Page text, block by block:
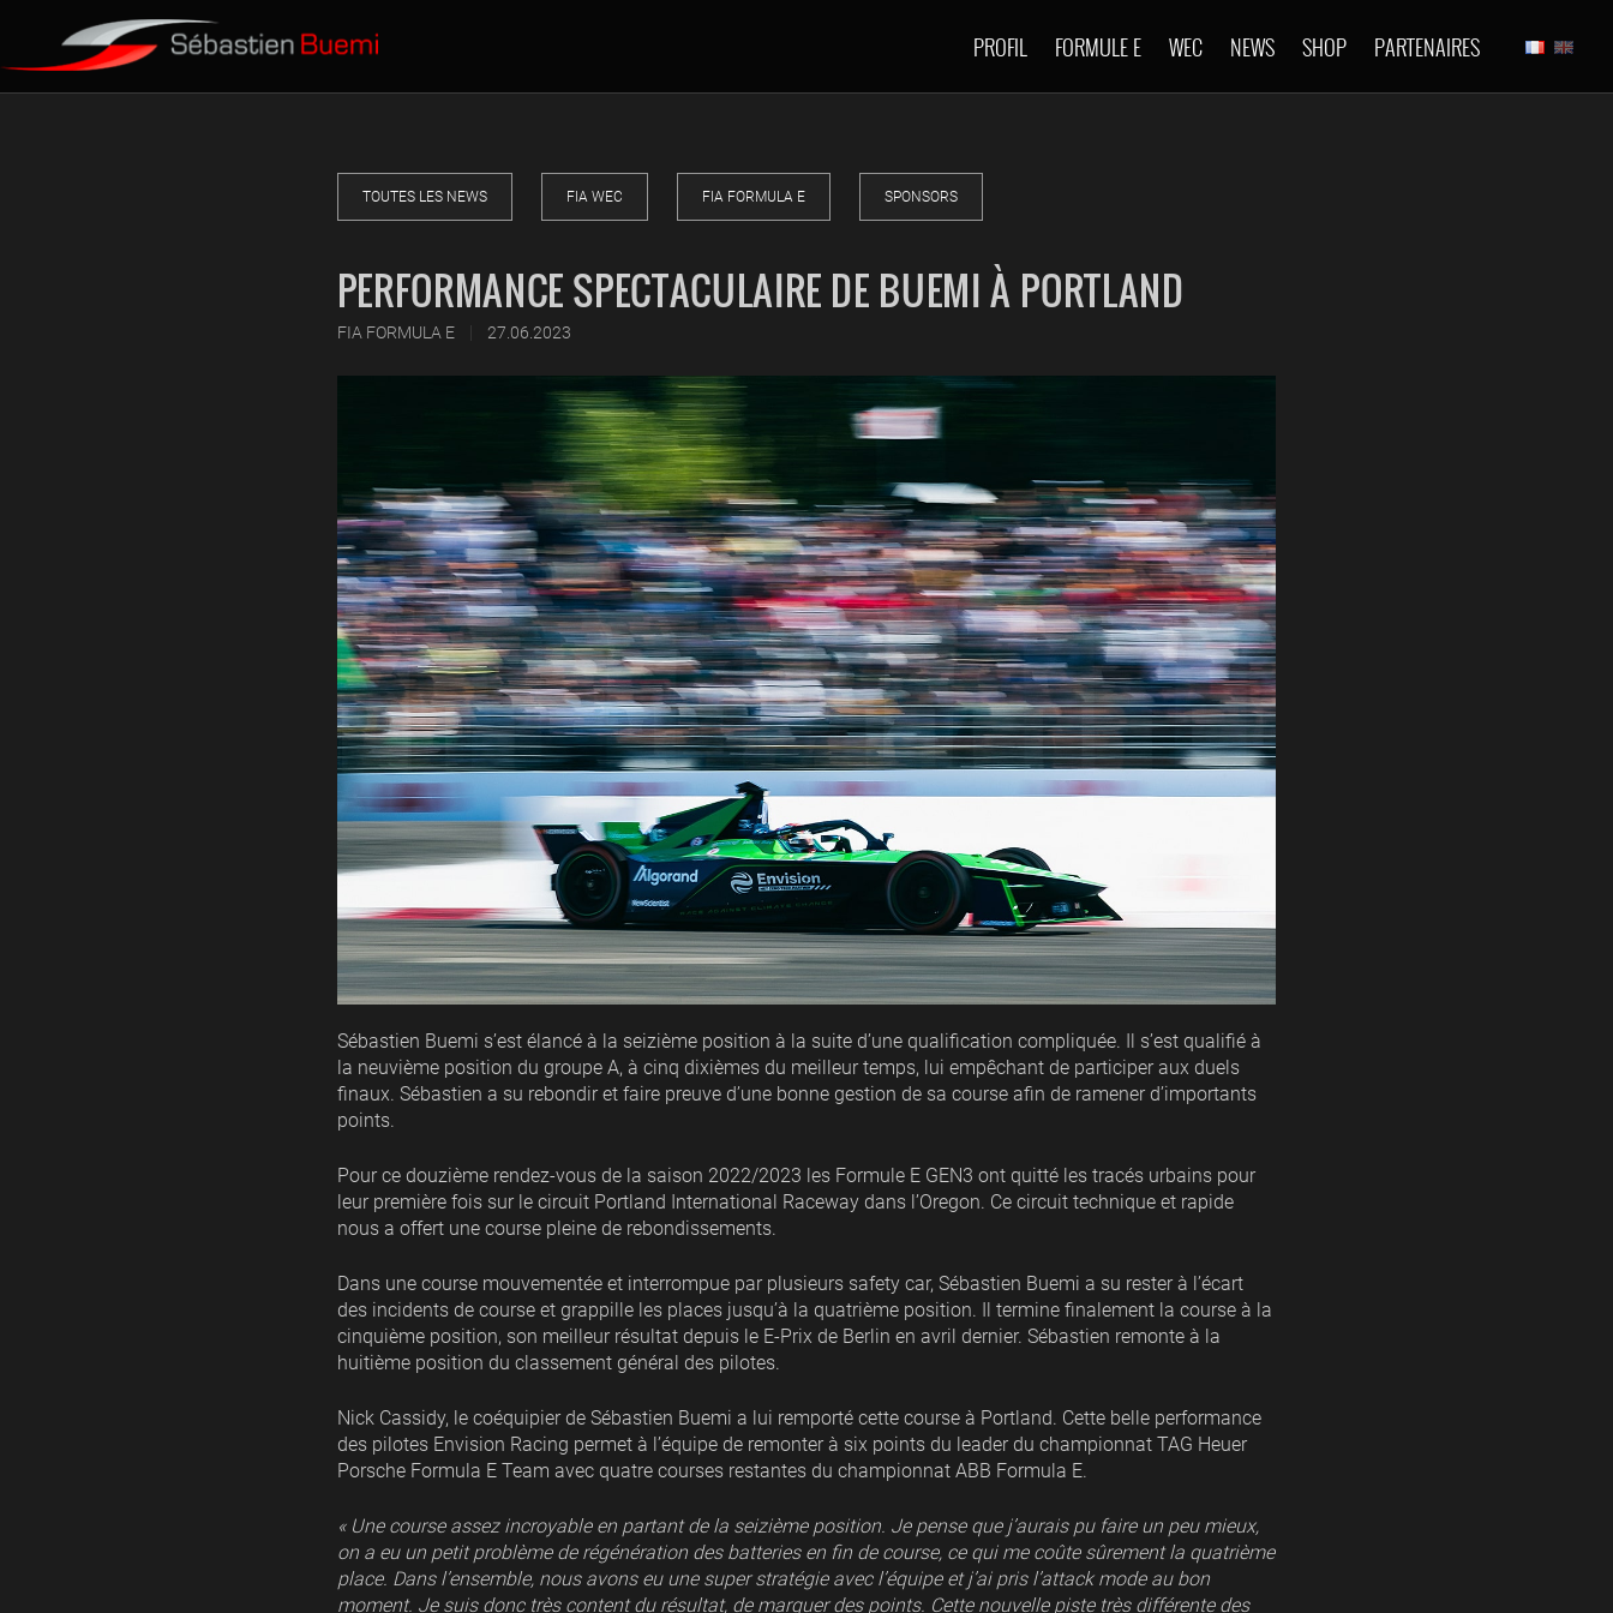
PROFIL FORMULE E WEC NEWS SHOP PARTENAIRES
TOUTES LES NEWS FIA WEC FIA FORMULA E SPONSORS
PERFORMANCE SPECTACULAIRE DE BUEMI À PORTLAND
FIA FORMULA E | 27.06.2023
Sébastien Buemi s’est élancé à la seizième position à la suite d’une qualification compliquée. Il s’est qualifié à
la neuvième position du groupe A, à cinq dixièmes du meilleur temps, lui empêchant de participer aux duels
finaux. Sébastien a su rebondir et faire preuve d’une bonne gestion de sa course afin de ramener d’importants
points.
Pour ce douzième rendez-vous de la saison 2022/2023 les Formule E GEN3 ont quitté les tracés urbains pour
leur première fois sur le circuit Portland International Raceway dans l’Oregon. Ce circuit technique et rapide
nous a offert une course pleine de rebondissements.
Dans une course mouvementée et interrompue par plusieurs safety car, Sébastien Buemi a su rester à l’écart
des incidents de course et grappille les places jusqu’à la quatrième position. Il termine finalement la course à la
cinquième position, son meilleur résultat depuis le E-Prix de Berlin en avril dernier. Sébastien remonte à la
huitième position du classement général des pilotes.
Nick Cassidy, le coéquipier de Sébastien Buemi a lui remporté cette course à Portland. Cette belle performance
des pilotes Envision Racing permet à l’équipe de remonter à six points du leader du championnat TAG Heuer
Porsche Formula E Team avec quatre courses restantes du championnat ABB Formula E.
« Une course assez incroyable en partant de la seizième position. Je pense que j’aurais pu faire un peu mieux,
on a eu un petit problème de régénération des batteries en fin de course, ce qui me coûte sûrement la quatrième
place. Dans l’ensemble, nous avons eu une super stratégie avec l’équipe et j’ai pris l’attack mode au bon
moment. Je suis donc très content du résultat, de marquer des points. Cette nouvelle piste très différente des